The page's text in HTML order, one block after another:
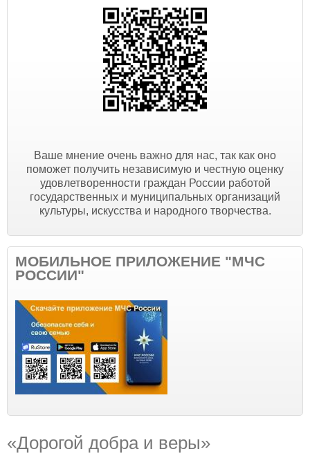
Ваше мнение очень важно для нас, так как оно
поможет получить независимую и честную оценку
удовлетворенности граждан России работой
государственных и муниципальных организаций
культуры, искусства и народного творчества.
МОБИЛЬНОЕ ПРИЛОЖЕНИЕ "МЧС
РОССИИ"
«Дорогой добра и веры»